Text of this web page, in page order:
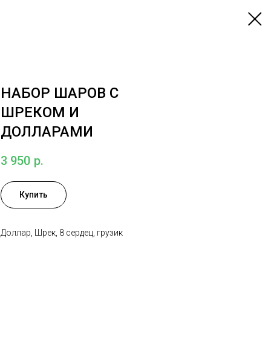
НАБОР ШАРОВ С
ШРЕКОМ И
ДОЛЛАРАМИ
3 950 р.
Купить
Доллар, Шрек, 8 сердец, грузик